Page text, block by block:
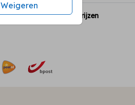
Weigeren
Formaten en prijzen